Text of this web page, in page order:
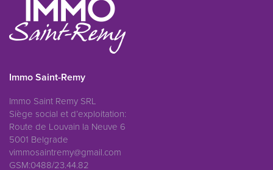
Immo Saint-Remy
Immo Saint Remy SRL
Siège social et d’exploitation:
Route de Louvain la Neuve 6
5001 Belgrade
vimmosaintremy@gmail.com
GSM:0488/23.44.82